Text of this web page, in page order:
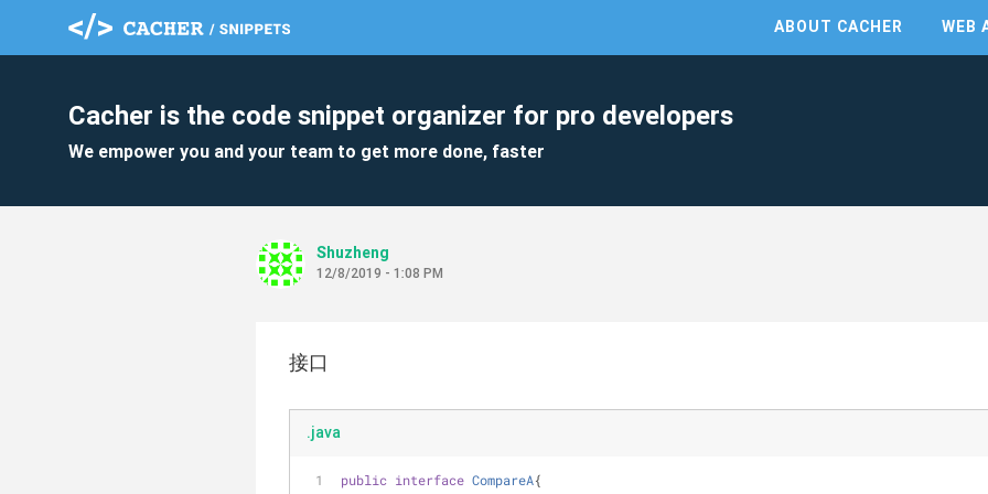
ABOUT CACHER WEB
Cacher is the code snippet organizer for pro developers
We empower you and your team to get more done, faster
Shuzheng
12/8/2019 - 1:08 PM
接口
.java
public interface CompareA{